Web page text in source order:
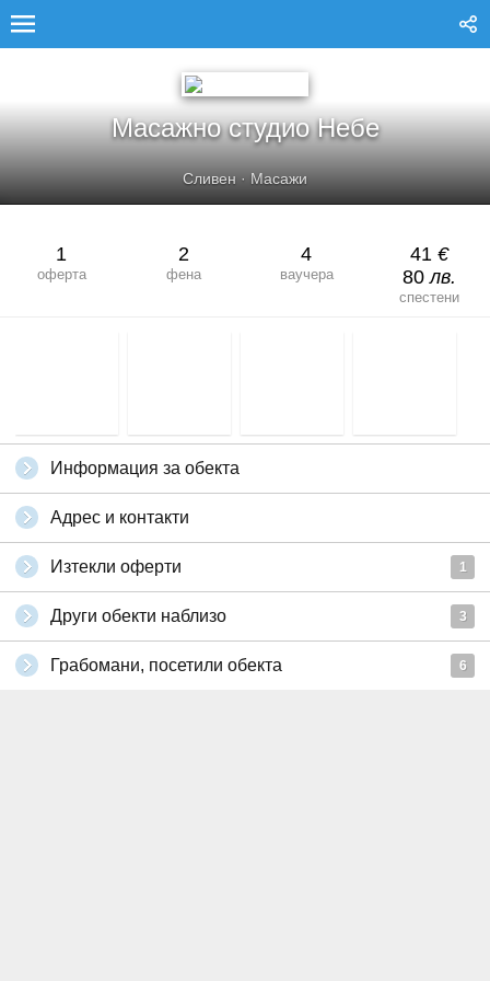
Масажно студио Небе
Сливен · Масажи
1
оферта
2
фена
4
ваучера
41 €
80лв.
спестени
Информация за обекта
Адрес и контакти
Изтекли оферти 1
Други обекти наблизо 3
Грабомани, посетили обекта 6